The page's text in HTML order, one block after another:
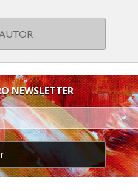
NEWSLETTER